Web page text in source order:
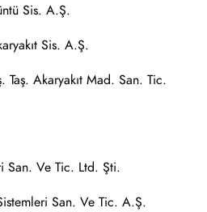
Sis. A.Ş.
Sis. A.Ş.
Taş. Akaryakıt Mad. San. Tic.
San. Ve Tic. Ltd. Şti.
San. Ve Tic. A.Ş.